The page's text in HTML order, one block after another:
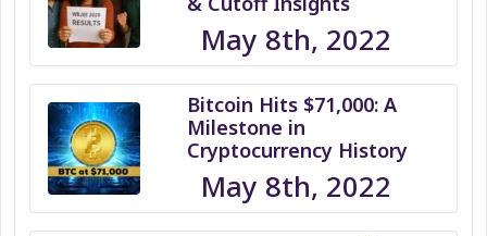
May 8th, 2022
Bitcoin Hits $71,000: A
Milestone in
Cryptocurrency History
May 8th, 2022